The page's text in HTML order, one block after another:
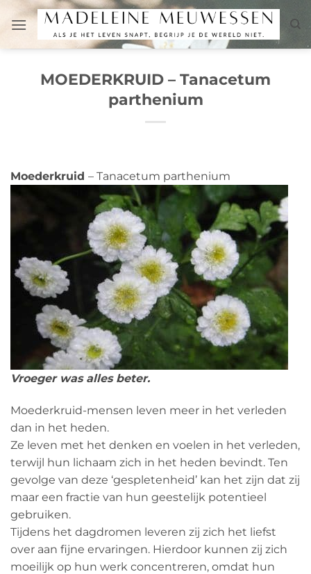
naar
inhoud
MOEDERKRUID – Tanacetum
parthenium
Moederkruid – Tanacetum parthenium
Vroeger was alles beter.
Moederkruid-mensen leven meer in het verleden
dan in het heden.
Ze leven met het denken en voelen in het verleden,
terwijl hun lichaam zich in het heden bevindt. Ten
gevolge van deze ‘gespletenheid’ kan het zijn dat zij
maar een fractie van hun geestelijk potentieel
gebruiken.
Tijdens het dagdromen leveren zij zich het liefst
over aan fijne ervaringen. Hierdoor kunnen zij zich
moeilijk op hun werk concentreren, omdat hun